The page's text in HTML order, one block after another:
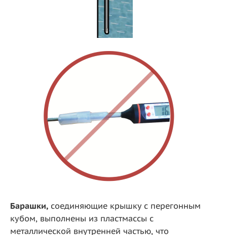
Барашки, соединяющие крышку с перегонным
кубом, выполнены из пластмассы с
металлической внутренней частью, что